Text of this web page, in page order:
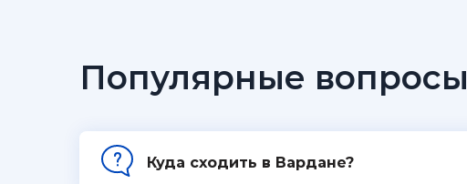
Популярные вопросы
Куда сходить в Вардане?